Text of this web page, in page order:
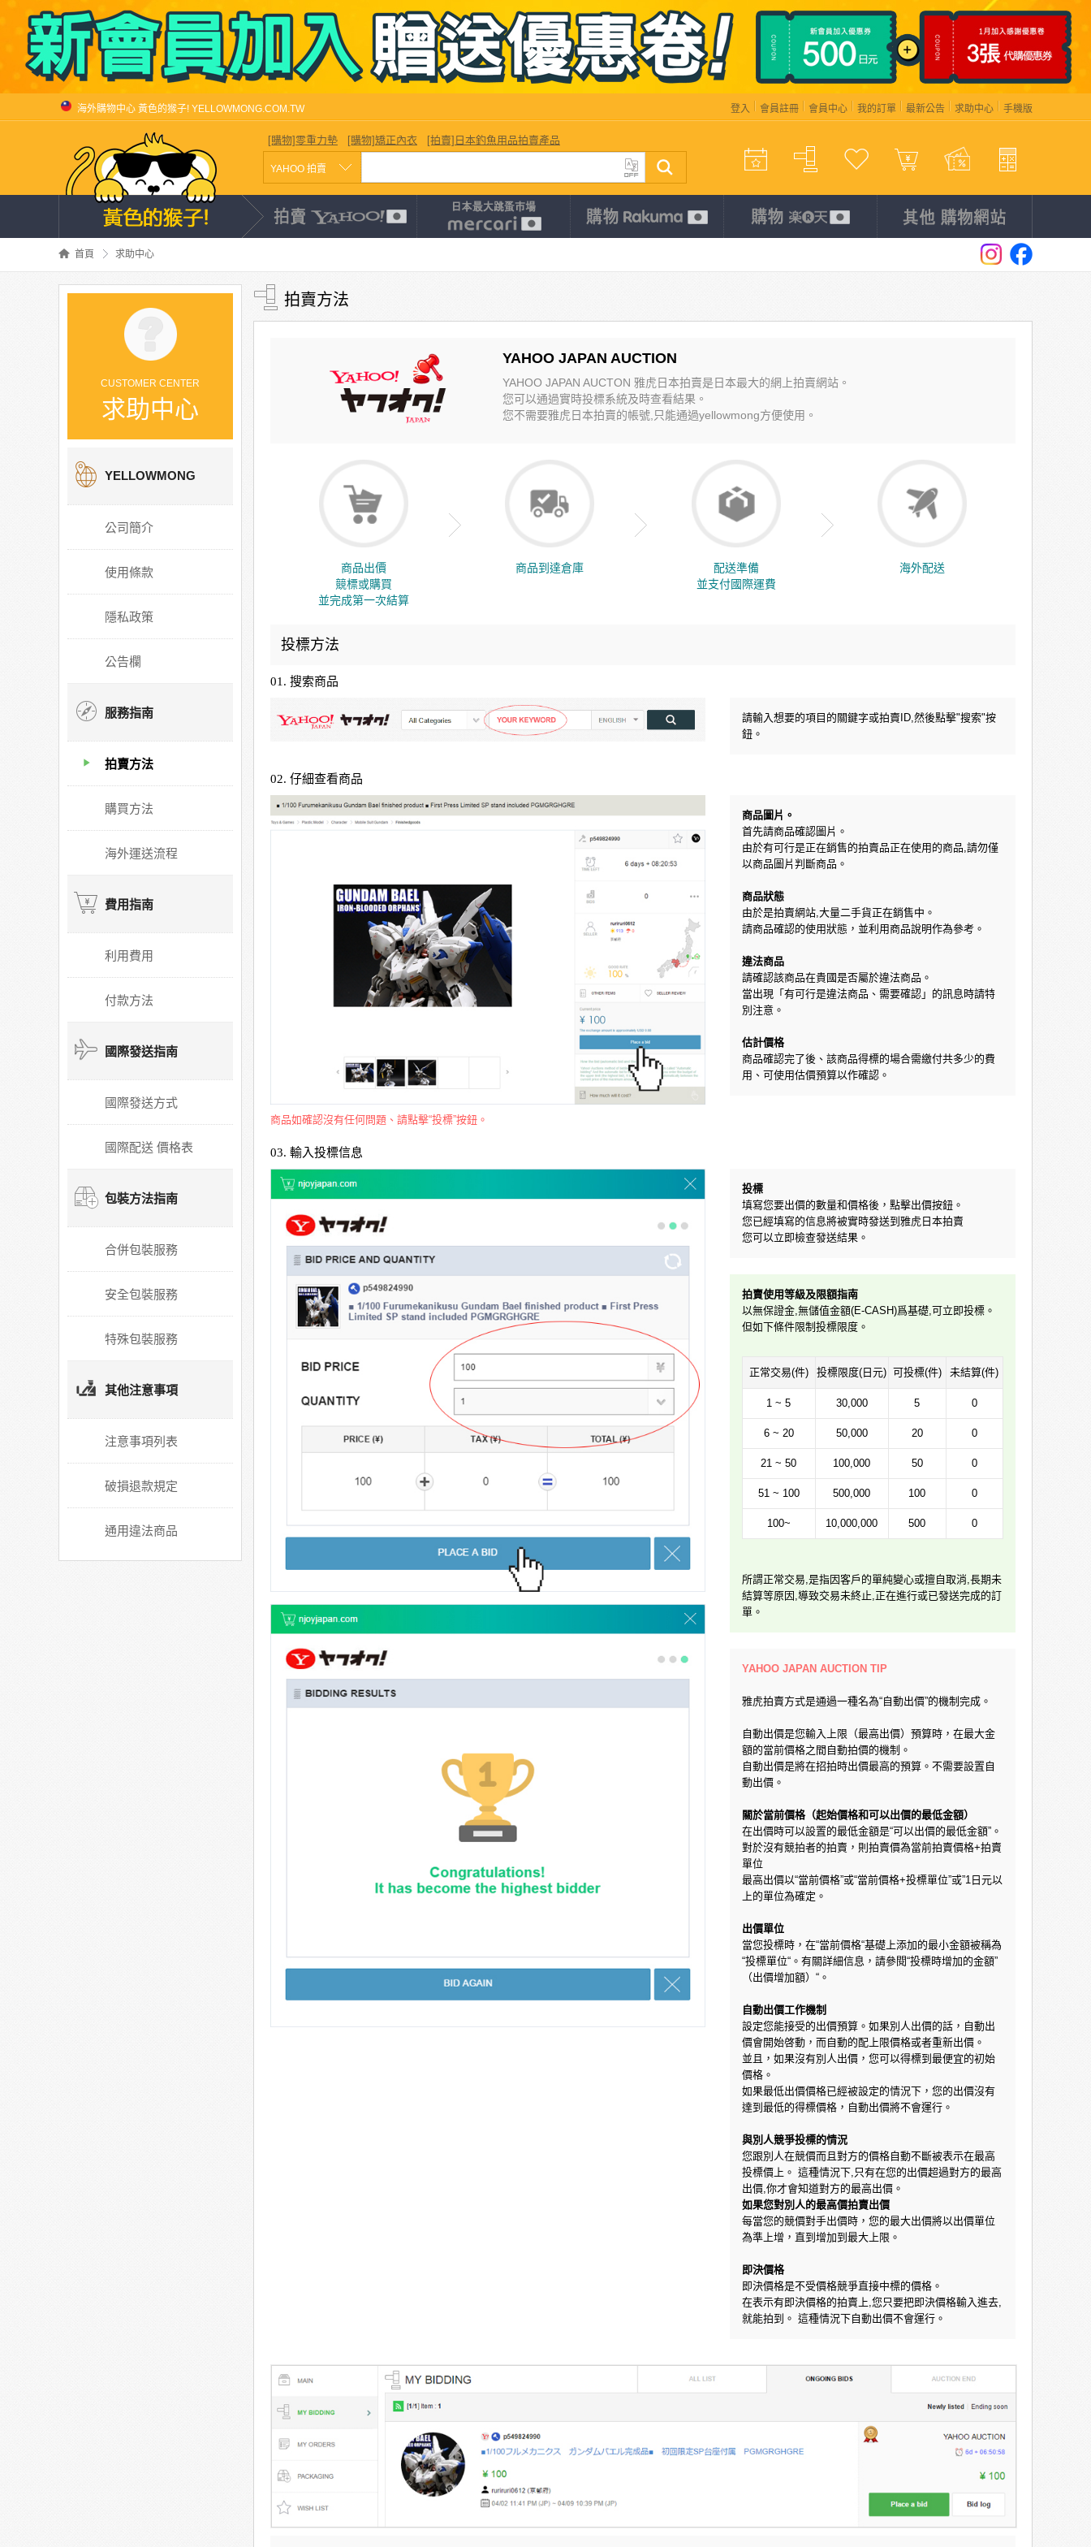
海外購物中心 黃色的猴子! YELLOWMONG.COM.TW 登入 會員註冊 會員中心 我的訂單 最新公告 求助中心 手機版
[購物]零重力墊 [購物]矯正內衣 [拍賣]日本釣魚用品拍賣產品
首頁 求助中心
CUSTOMER CENTER
求助中心
YELLOWMONG
公司簡介
使用條款
隱私政策
公告欄
服務指南
拍賣方法
購買方法
海外運送流程
費用指南
利用費用
付款方法
國際發送指南
國際發送方式
國際配送 價格表
包裝方法指南
合併包裝服務
安全包裝服務
特殊包裝服務
其他注意事項
注意事項列表
破損退款規定
通用違法商品
拍賣方法
YAHOO JAPAN AUCTION
YAHOO JAPAN AUCTON 雅虎日本拍賣是日本最大的網上拍賣網站。
您可以通過實時投標系統及時查看結果。
您不需要雅虎日本拍賣的帳號,只能通過yellowmong方便使用。
商品出價
競標或購買
並完成第一次結算
商品到達倉庫
配送準備
並支付國際運費
海外配送
投標方法
01. 搜索商品
請輸入想要的項目的關鍵字或拍賣ID,然後點擊"搜索"按
鈕。
02. 仔細查看商品
商品圖片。
首先請商品確認圖片。
由於有可行是正在銷售的拍賣品正在使用的商品,請勿僅
以商品圖片判斷商品。
商品狀態
由於是拍賣網站,大量二手貨正在銷售中。
請商品確認的使用狀態，並利用商品說明作為參考。
違法商品
請確認該商品在貴國是否屬於違法商品。
當出現「有可行是違法商品、需要確認」的訊息時請特
別注意。
估計價格
商品確認完了後、該商品得標的場合需繳付共多少的費
用、可使用估價預算以作確認。
商品如確認沒有任何問題、請點擊“投標”按鈕。
03. 輸入投標信息
投標
填寫您要出價的數量和價格後，點擊出價按鈕。
您已經填寫的信息將被實時發送到雅虎日本拍賣
您可以立即檢查發送結果。
拍賣使用等級及限額指南
以無保證金,無儲值金額(E-CASH)爲基礎,可立即投標。
但如下條件限制投標限度。
正常交易(件) 投標限度(日元) 可投標(件) 未結算(件)
1 ~ 5 30,000 5 0
6 ~ 20 50,000 20 0
21 ~ 50 100,000 50 0
51 ~ 100 500,000 100 0
100~ 10,000,000 500 0
所謂正常交易,是指因客戶的單純變心或擅自取消,長期未
結算等原因,導致交易未終止,正在進行或已發送完成的訂
單。
YAHOO JAPAN AUCTION TIP
雅虎拍賣方式是通過一種名為“自動出價”的機制完成。
自動出價是您輸入上限（最高出價）預算時，在最大金
額的當前價格之間自動拍價的機制。
自動出價是將在招拍時出價最高的預算。不需要設置自
動出價。
關於當前價格（起始價格和可以出價的最低金額）
在出價時可以設置的最低金額是“可以出價的最低金額”。
對於沒有競拍者的拍賣，則拍賣價為當前拍賣價格+拍賣
單位
最高出價以“當前價格”或“當前價格+投標單位”或”1日元以
上的單位為確定。
出價單位
當您投標時，在“當前價格“基礎上添加的最小金額被稱為
“投標單位“。有關詳細信息，請參閱“投標時增加的金額”
（出價增加額）“。
自動出價工作機制
設定您能接受的出價預算。如果別人出價的話，自動出
價會開始啓動，而自動的配上限價格或者重新出價。
並且，如果沒有別人出價，您可以得標到最便宜的初始
價格。
如果最低出價價格已經被設定的情況下，您的出價沒有
達到最低的得標價格，自動出價將不會運行。
與別人競爭投標的情況
您跟別人在競價而且對方的價格自動不斷被表示在最高
投標價上。 這種情況下,只有在您的出價超過對方的最高
出價,你才會知道對方的最高出價。
如果您對別人的最高價拍賣出價
每當您的競價對手出價時，您的最大出價將以出價單位
為準上增，直到增加到最大上限。
即決價格
即決價格是不受價格競爭直接中標的價格。
在表示有即決價格的拍賣上,您只要把即決價格輸入進去,
就能拍到。 這種情況下自動出價不會運行。
04. 下標完成